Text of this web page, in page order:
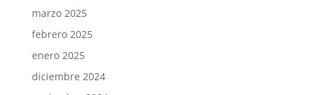
marzo 2025
febrero 2025
enero 2025
diciembre 2024